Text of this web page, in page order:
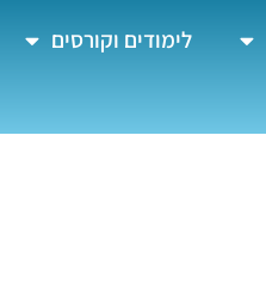
לימודים וקורסים